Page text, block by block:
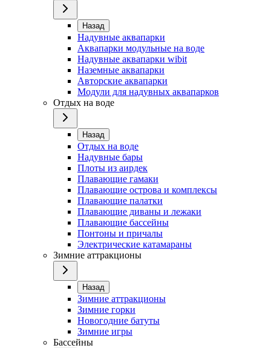
Назад
Надувные аквапарки
Аквапарки модульные на воде
Надувные аквапарки wibit
Наземные аквапарки
Авторские аквапарки
Модули для надувных аквапарков
Отдых на воде
Назад
Отдых на воде
Надувные бары
Плоты из аирдек
Плавающие гамаки
Плавающие острова и комплексы
Плавающие палатки
Плавающие диваны и лежаки
Плавающие бассейны
Понтоны и причалы
Электрические катамараны
Зимние аттракционы
Назад
Зимние аттракционы
Зимние горки
Новогодние батуты
Зимние игры
Бассейны